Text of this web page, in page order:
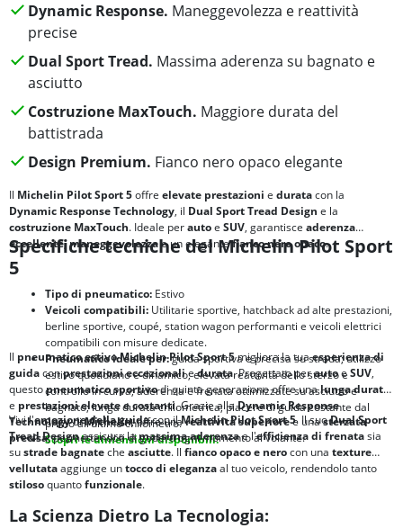
Dynamic Response. Maneggevolezza e reattività
precise
Dual Sport Tread. Massima aderenza su bagnato e
asciutto
Costruzione MaxTouch. Maggiore durata del
battistrada
Design Premium. Fianco nero opaco elegante
Il Michelin Pilot Sport 5offre elevate prestazioni e duratacon la
Dynamic Response Technology, il Dual Sport Tread Design e la
costruzione MaxTouch. Ideale perautoe SUV, garantisce aderenza
eccellente,maneggevolezzae un elegantefianco nero opaco.
Specifiche tecniche del Michelin Pilot Sport
5
Tipo di pneumatico: Estivo
Veicoli compatibili: Utilitarie sportive, hatchback ad alte prestazioni,
berline sportive, coupé, station wagon performanti e veicoli elettrici
compatibili con misure dedicate.
Pneumatico ideale per:guida sportiva e precisa su strada; utilizzo
estivo quotidiano e dinamico; elevata reattività dello sterzo e
controllo in curva; aderenza e frenata ottimizzate su asciutto e
bagnato; lunga durata chilometrica; piacere di guida costante dal
primo all’ultimo chilometro.
Scopri le dimensioni disponibili.
Il pneumatico estivo Michelin Pilot Sport 5migliora la tuaesperienza di
guidaconprestazioni eccezionaliedurata. Progettato perautoeSUV,
questopneumatico sportivodi quinta generazione offre unalunga durata
e prestazioni elevate e costanti. Grazie allaDynamic Response
TechnologydiMichelin, offre unareattività superioree unasterzata
precisa, permettendoti di goderti ogni momento al volante.
Vivi l'emozione della guidacon ilMichelin Pilot Sport 5. Il suoDual Sport
Tread Designassicura lamassima aderenzae l'efficienza di frenatasia
sustrade bagnateche asciutte. Il fianco opaco e nerocon una texture
vellutataaggiunge untocco di eleganzaal tuo veicolo, rendendolo tanto
stilosoquantofunzionale.
La Scienza Dietro La Tecnologia: